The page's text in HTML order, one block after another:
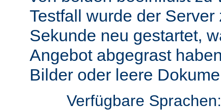
Testfall wurde der
Sekunde neu gestartet,
Angebot abgegrast
Bilder oder leere
Verfügbare